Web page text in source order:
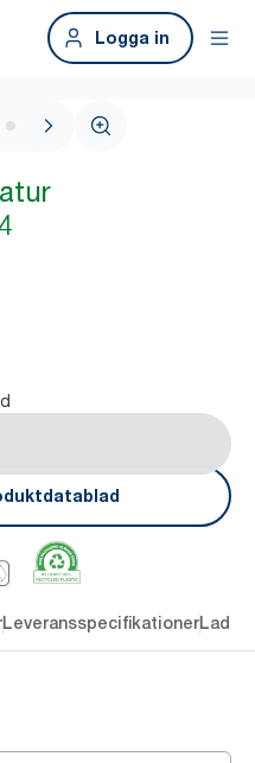
Logga in
LeveransspecifikationerLadda